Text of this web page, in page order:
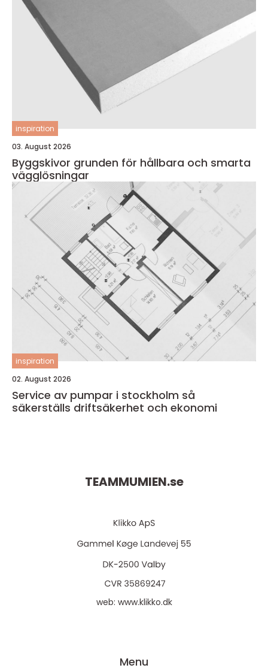
inspiration
03. August 2026
Byggskivor grunden för hållbara och smarta
vägglösningar
inspiration
02. August 2026
Service av pumpar i stockholm så
säkerställs driftsäkerhet och ekonomi
TEAMMUMIEN.se
web: www.klikko.dk
Menu